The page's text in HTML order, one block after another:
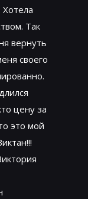
Так
вернуть
своего
цену за
это мой